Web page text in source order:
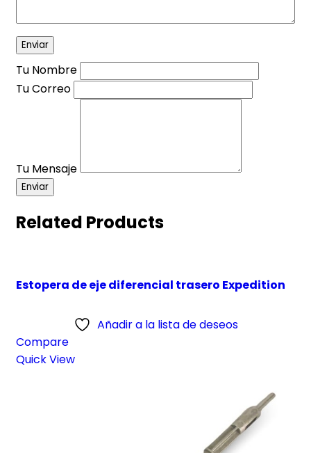
Tu Nombre
Tu Correo
Tu Mensaje
Enviar
Related Products
Estopera de eje diferencial trasero Expedition
Añadir a la lista de deseos
Compare
Quick View